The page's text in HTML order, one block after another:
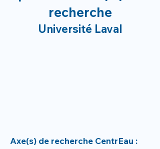
recherche
Université Laval
Axe(s) de recherche CentrEau :